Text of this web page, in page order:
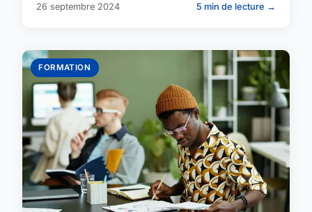
26 septembre 2024 5 min de lecture →
FORMATION